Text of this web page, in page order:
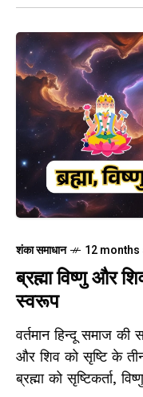
शंका समाधान 12 months
ब्रह्मा विष्णु और
स्वरूप
वर्तमान हिन्दू समाज की
और शिव को सृष्टि के
ब्रह्मा को सृष्टिकर्ता,